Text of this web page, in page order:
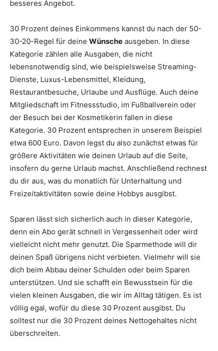
besseres Angebot.
30 Prozent deines Einkommens kannst du nach der 50-
30-20-Regel für deine Wünsche ausgeben. In diese
Kategorie zählen alle Ausgaben, die nicht
lebensnotwendig sind, wie beispielsweise Streaming-
Dienste, Luxus-Lebensmittel, Kleidung,
Restaurantbesuche, Urlaube und Ausflüge. Auch deine
Mitgliedschaft im Fitnessstudio, im Fußballverein oder
der Besuch bei der Kosmetikerin fallen in diese
Kategorie. 30 Prozent entsprechen in unserem Beispiel
etwa 600 Euro. Davon legst du also zunächst etwas für
größere Aktivitäten wie deinen Urlaub auf die Seite,
insofern du gerne Urlaub machst. Anschließend rechnest
du dir aus, was du monatlich für Unterhaltung und
Freizeitaktivitäten sowie deine Hobbys ausgibst.
Sparen lässt sich sicherlich auch in dieser Kategorie,
denn ein Abo gerät schnell in Vergessenheit oder wird
vielleicht nicht mehr genutzt. Die Sparmethode will dir
deinen Spaß übrigens nicht verbieten. Vielmehr will sie
dich beim Abbau deiner Schulden oder beim Sparen
unterstützen. Und sie schafft ein Bewusstsein für die
vielen kleinen Ausgaben, die wir im Alltag tätigen. Es ist
völlig egal, wofür du diese 30 Prozent ausgibst. Du
solltest nur die 30 Prozent deines Nettogehaltes nicht
überschreiten.